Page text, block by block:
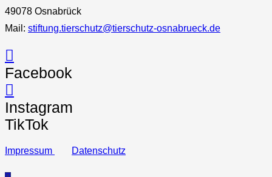
49078 Osnabrück
Mail: stiftung.tierschutz@tierschutz-osnabrueck.de
Facebook
Instagram
TikTok
Impressum Datenschutz